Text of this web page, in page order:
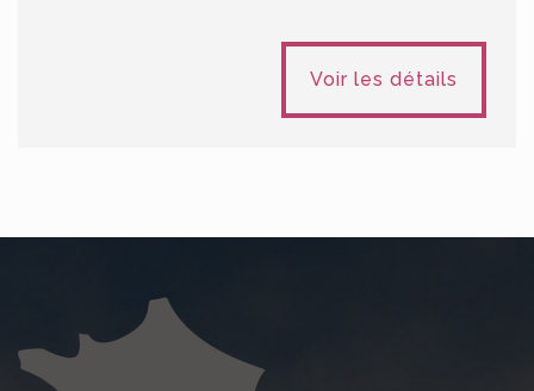
Voir les détails